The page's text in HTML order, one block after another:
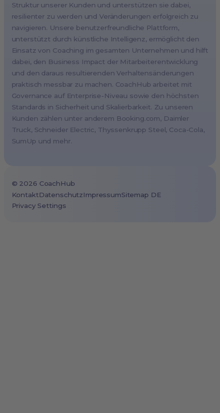
Struktur unserer Kunden und unterstützen sie dabei,
resilienter zu werden und Veränderungen erfolgreich zu
navigieren. Unsere benutzerfreundliche Plattform,
unterstützt durch künstliche Intelligenz, ermöglicht den
Einsatz von Coaching im gesamten Unternehmen und hilft
dabei, den Business Impact der Mitarbeiterentwicklung
und den daraus resultierenden Verhaltensänderungen
praktisch messbar zu machen. CoachHub arbeitet mit
Governance auf Enterprise-Niveau sowie den höchsten
Standards in Sicherheit und Skalierbarkeit. Zu unseren
Kunden zählen unter anderem Booking.com, Daimler
Truck, Schneider Electric, Thyssenkrupp Steel, Coca-Cola,
SumUp und mehr.
Madrid, Spain
Vienna, Austria
Copenhagen, Denmark
Brussels, Belgium
Lisbon, Portugal
Tokyo, Japan
Cape Town, South Africa
São Paulo, Brazil
Toronto, Canada
© 2026 CoachHub
KontaktDatenschutzImpressumSitemap DE
Privacy Settings